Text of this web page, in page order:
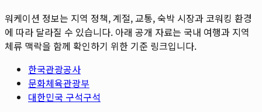
워케이션 정보는 지역 정책, 계절, 교통, 숙박 시장과 코워킹 환경
에 따라 달라질 수 있습니다. 아래 공개 자료는 국내 여행과 지역
체류 맥락을 함께 확인하기 위한 기준 링크입니다.
한국관광공사
문화체육관광부
대한민국 구석구석